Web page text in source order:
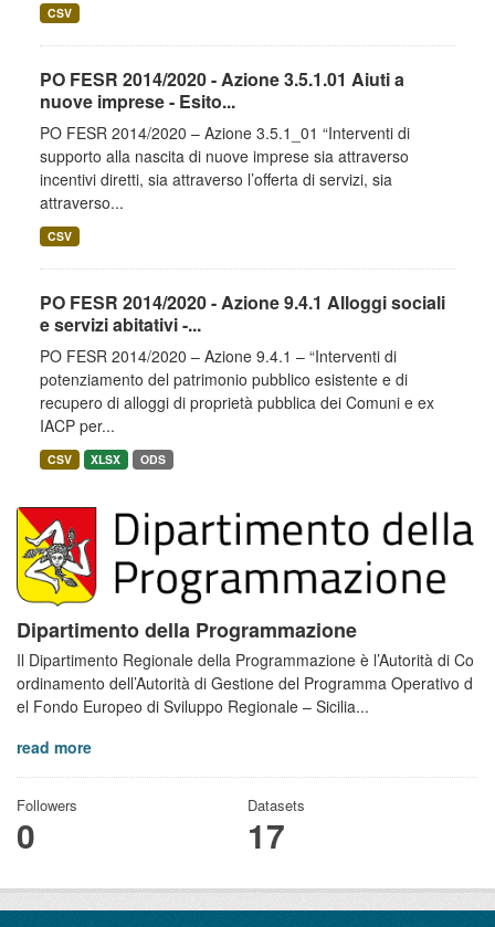
Dipartimento della Programmazione
Il Dipartimento Regionale della Programmazione è l’Autorità di Co
ordinamento dell’Autorità di Gestione del Programma Operativo d
el Fondo Europeo di Sviluppo Regionale – Sicilia...
read more
Followers
0
Datasets
17
CSV
PO FESR 2014/2020 - Azione 3.5.1.01 Aiuti a
nuove imprese - Esito...
PO FESR 2014/2020 – Azione 3.5.1_01 “Interventi di
supporto alla nascita di nuove imprese sia attraverso
incentivi diretti, sia attraverso l’offerta di servizi, sia
attraverso...
CSV
PO FESR 2014/2020 - Azione 9.4.1 Alloggi sociali
e servizi abitativi -...
PO FESR 2014/2020 – Azione 9.4.1 – “Interventi di
potenziamento del patrimonio pubblico esistente e di
recupero di alloggi di proprietà pubblica dei Comuni e ex
IACP per...
CSV XLSX ODS